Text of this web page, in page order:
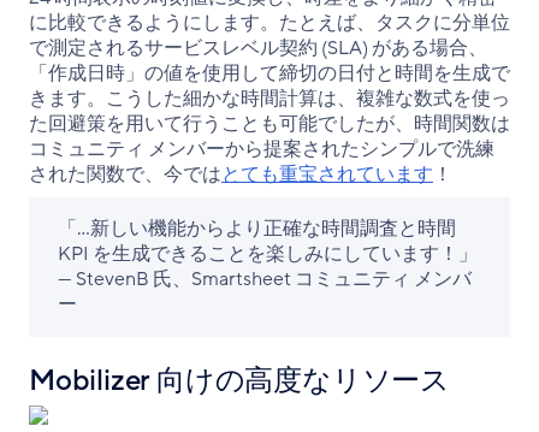
に比較できるようにします。たとえば、タスクに分単位
で測定されるサービスレベル契約 (SLA) がある場合、
「作成日時」の値を使用して締切の日付と時間を生成で
きます。こうした細かな時間計算は、複雑な数式を使っ
た回避策を用いて行うことも可能でしたが、時間関数は
コミュニティ メンバーから提案されたシンプルで洗練
された関数で、今ではとても重宝されています ！
「…新しい機能からより正確な時間調査と時間
KPI を生成できることを楽しみにしています！」
— StevenB 氏、Smartsheet コミュニティ メンバ
ー
Mobilizer 向けの高度なリソース